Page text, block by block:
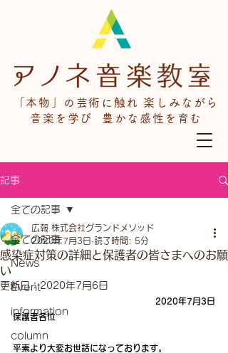
「本物」の芸術に触れ 楽しみながら
音楽を学び 豊かな感性を育む
記事
全ての記事
News
Event
information
column
全ての記事
感染症対策の詳細と保護者の皆さまへのお願
い
広報 株式会社グランドメソッド
2020年7月3日 読了時間: 5分
更新日：2020年7月6日
2020年7月3日
保護者各位
平素より大変お世話になっております。